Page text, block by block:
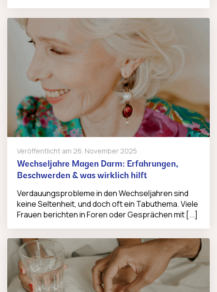
Veröffentlicht am 26. November 2025
Wechseljahre Magen Darm: Erfahrungen,
Beschwerden & was wirklich hilft
Verdauungsprobleme in den Wechseljahren sind
keine Seltenheit, und doch oft ein Tabuthema. Viele
Frauen berichten in Foren oder Gesprächen mit [...]